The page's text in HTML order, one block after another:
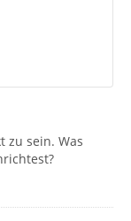
zu sein. Was